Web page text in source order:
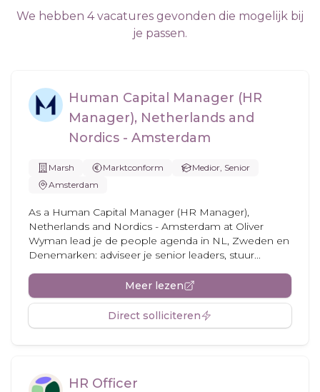
We hebben 4 vacatures gevonden die mogelijk bij
je passen.
Human Capital Manager (HR
Manager), Netherlands and
Nordics - Amsterdam
Marsh Marktconform
Medior, Senior
Amsterdam
As a Human Capital Manager (HR Manager),
Netherlands and Nordics - Amsterdam at Oliver
Wyman lead je de people agenda in NL, Zweden en
Denemarken: adviseer je senior leaders, stuur...
Meer lezen
Direct solliciteren
HR Officer